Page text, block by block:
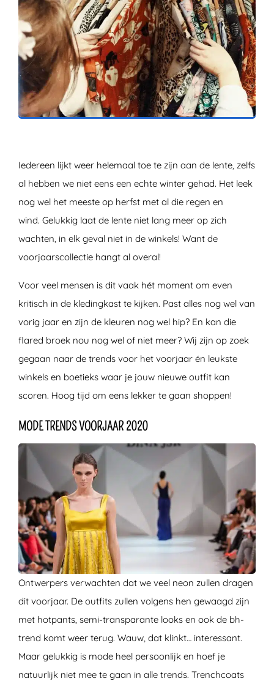
ZOEKEN
Iedereen lijkt weer helemaal toe te zijn aan de lente, zelfs
al hebben we niet eens een echte winter gehad. Het leek
nog wel het meeste op herfst met al die regen en
wind. Gelukkig laat de lente niet lang meer op zich
wachten, in elk geval niet in de winkels! Want de
voorjaarscollectie hangt al overal!
Voor veel mensen is dit vaak hét moment om even
kritisch in de kledingkast te kijken. Past alles nog wel van
vorig jaar en zijn de kleuren nog wel hip? En kan die
flared broek nou nog wel of niet meer? Wij zijn op zoek
gegaan naar de trends voor het voorjaar én leukste
winkels en boetieks waar je jouw nieuwe outfit kan
scoren. Hoog tijd om eens lekker te gaan shoppen!
MODE TRENDS VOORJAAR 2020
Ontwerpers verwachten dat we veel neon zullen dragen
dit voorjaar. De outfits zullen volgens hen gewaagd zijn
met hotpants, semi-transparante looks en ook de bh-
trend komt weer terug. Wauw, dat klinkt… interessant.
Maar gelukkig is mode heel persoonlijk en hoef je
natuurlijk niet mee te gaan in alle trends. Trenchcoats